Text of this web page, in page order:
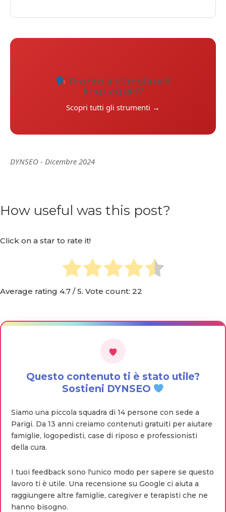
Pronto a stimolare il
linguaggio?
Scopri tutti gli strumenti →
DYNSEO - Dicembre 2024
How useful was this post?
Click on a star to rate it!
Average rating 4.7 / 5. Vote count: 22
Questo contenuto ti è stato utile?
Sostieni DYNSEO
Siamo una piccola squadra di 14 persone con sede a
Parigi. Da 13 anni creiamo contenuti gratuiti per aiutare
famiglie, logopedisti, case di riposo e professionisti
della cura.
I tuoi feedback sono l'unico modo per sapere se questo
lavoro ti è utile. Una recensione su Google ci aiuta a
raggiungere altre famiglie, caregiver e terapisti che ne
hanno bisogno.